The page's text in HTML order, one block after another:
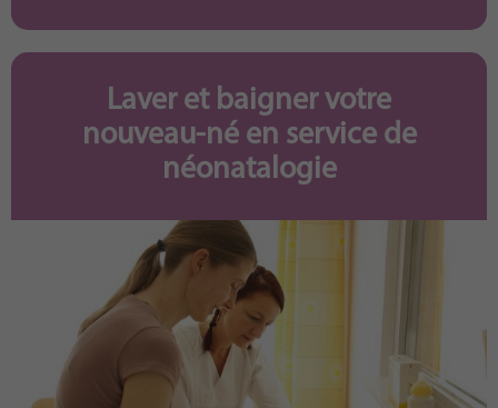
Laver et baigner votre
nouveau-né en service de
néonatalogie